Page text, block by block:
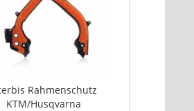
Rahmenschutz
KTM/Husqvarna